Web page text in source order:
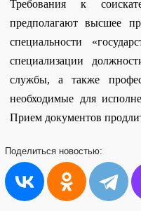
Требования к
предполагают высшее
специальности
специализации
службы, а также
необходимые для
Прием документов
Поделиться новостью: